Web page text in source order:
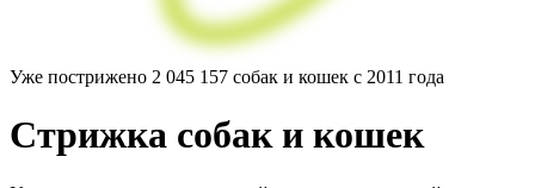
Уже пострижено 2 045 157 собак и кошек с 2011 года
Стрижка собаки кошек